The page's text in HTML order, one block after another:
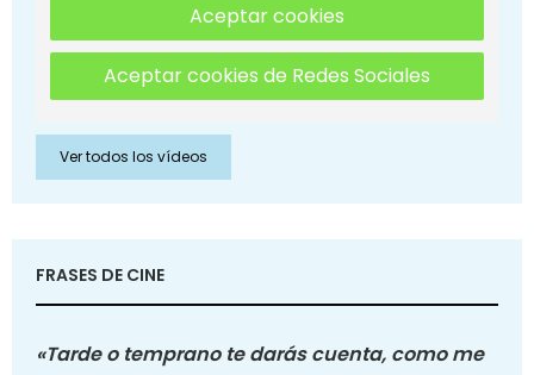
Aceptar cookies
Aceptar cookies de Redes Sociales
Ver todos los vídeos
FRASES DE CINE
«Tarde o temprano te darás cuenta, como me